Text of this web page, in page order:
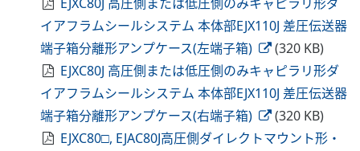
イアフラムシールシステム 本体部EJX110J 差圧伝送器
端子箱分離形アンプケース(左端子箱)
(320 KB)
EJXC80J 高圧側または低圧側のみキャピラリ形ダ
イアフラムシールシステム 本体部EJX110J 差圧伝送器
端子箱分離形アンプケース(右端子箱)
(320 KB)
EJXC80□, EJAC80J高圧側ダイレクトマウント形・